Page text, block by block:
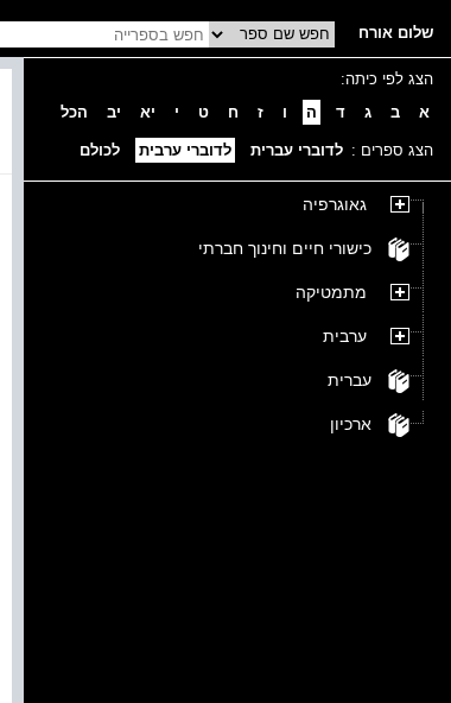
שלום אורח
הצג לפי כיתה:
א
ב ג ד ה ו ז ח ט י יא יב הכל
הצג ספרים : לדוברי עברית לדוברי ערבית לכולם
גאוגרפיה
כישורי חיים וחינוך חברתי
מתמטיקה
ערבית
עברית
ארכיון